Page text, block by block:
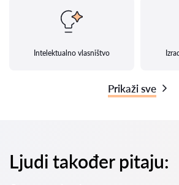
Intelektualno vlasništvo
Prikaži sve
Ljudi također pitaju: